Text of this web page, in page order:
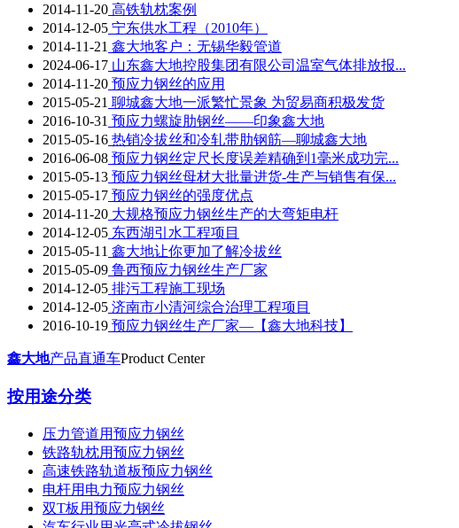
2014-11-20 高铁轨枕案例
2014-12-05 宁东供水工程（2010年）
2014-11-21 鑫大地客户：无锡华毅管道
2024-06-17 山东鑫大地控股集团有限公司温室气体排放报...
2014-11-20 预应力钢丝的应用
2015-05-21 聊城鑫大地一派繁忙景象 为贸易商积极发货
2016-10-31 预应力螺旋肋钢丝——印象鑫大地
2015-05-16 热销冷拔丝和冷轧带肋钢筋—聊城鑫大地
2016-06-08 预应力钢丝定尺长度误差精确到1毫米成功完...
2015-05-13 预应力钢丝母材大批量进货-生产与销售有保...
2015-05-17 预应力钢丝的强度优点
2014-11-20 大规格预应力钢丝生产的大弯矩电杆
2014-12-05 东西湖引水工程项目
2015-05-11 鑫大地让你更加了解冷拔丝
2015-05-09 鲁西预应力钢丝生产厂家
2014-12-05 排污工程施工现场
2014-12-05 济南市小清河综合治理工程项目
2016-10-19 预应力钢丝生产厂家—【鑫大地科技】
鑫大地产品直通车Product Center
按用途分类
压力管道用预应力钢丝
铁路轨枕用预应力钢丝
高速铁路轨道板预应力钢丝
电杆用电力预应力钢丝
双T板用预应力钢丝